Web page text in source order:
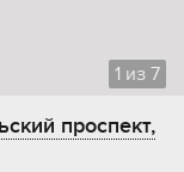
1 из 7
проспект,